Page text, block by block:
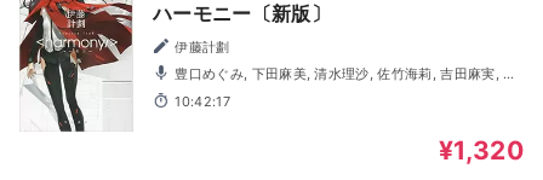
ハーモニー〔新版〕
伊藤計劃
内良太, 市村徹, 岩崎了, 佐藤健輔
10:42:17
¥1,320